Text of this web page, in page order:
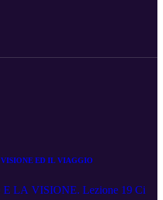
cambia il tuo pensiero, e il mondo
www.youtube.com/playlist?
✨ Iscriviti
ED IL VIAGGIO
LA VISIONE. Lezione 19 Ci